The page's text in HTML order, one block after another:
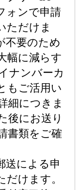
ォンで申請
ただけま
不要のため
幅に減らす
ナンバーカ
もご活用い
細につきま
後にお送り
書類をご確
送による申
けます。